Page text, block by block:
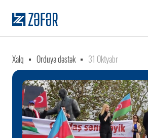
Xalq Orduya dəstək 31 Oktyabr